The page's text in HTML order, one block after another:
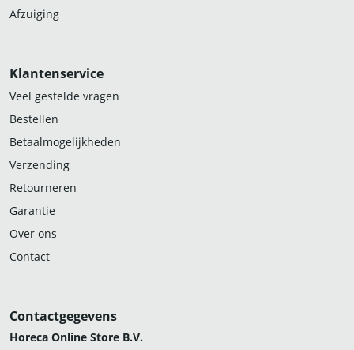
Afzuiging
Klantenservice
Veel gestelde vragen
Bestellen
Betaalmogelijkheden
Verzending
Retourneren
Garantie
Over ons
Contact
Contactgegevens
Horeca Online Store B.V.